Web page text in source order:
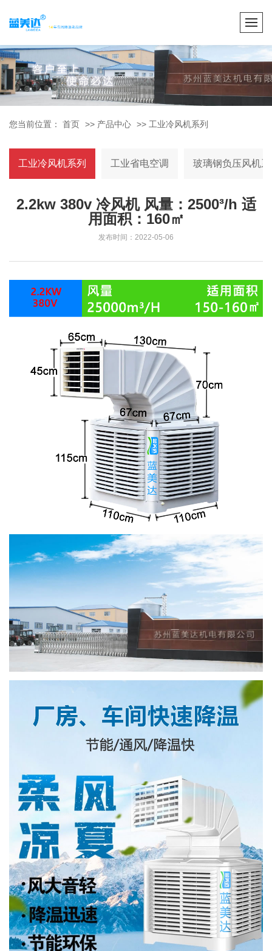
您当前位置： 首页 >> 产品中心 >> 工业冷风机系列
工业冷风机系列 工业省电空调 玻璃钢负压风机
2.2kw 380v 冷风机 风量：2500³/h 适
用面积：160㎡
发布时间：2022-05-06